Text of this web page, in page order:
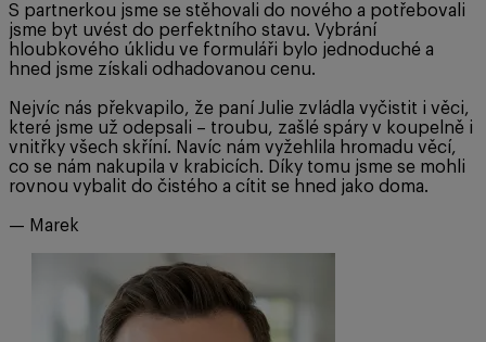
S partnerkou jsme se stěhovali do nového a potřebovali
jsme byt uvést do perfektního stavu. Vybrání
hloubkového úklidu ve formuláři bylo jednoduché a
hned jsme získali odhadovanou cenu.
Nejvíc nás překvapilo, že paní Julie zvládla vyčistit i věci,
které jsme už odepsali – troubu, zašlé spáry v koupelně i
vnitřky všech skříní. Navíc nám vyžehlila hromadu věcí,
co se nám nakupila v krabicích. Díky tomu jsme se mohli
rovnou vybalit do čistého a cítit se hned jako doma.
— Marek